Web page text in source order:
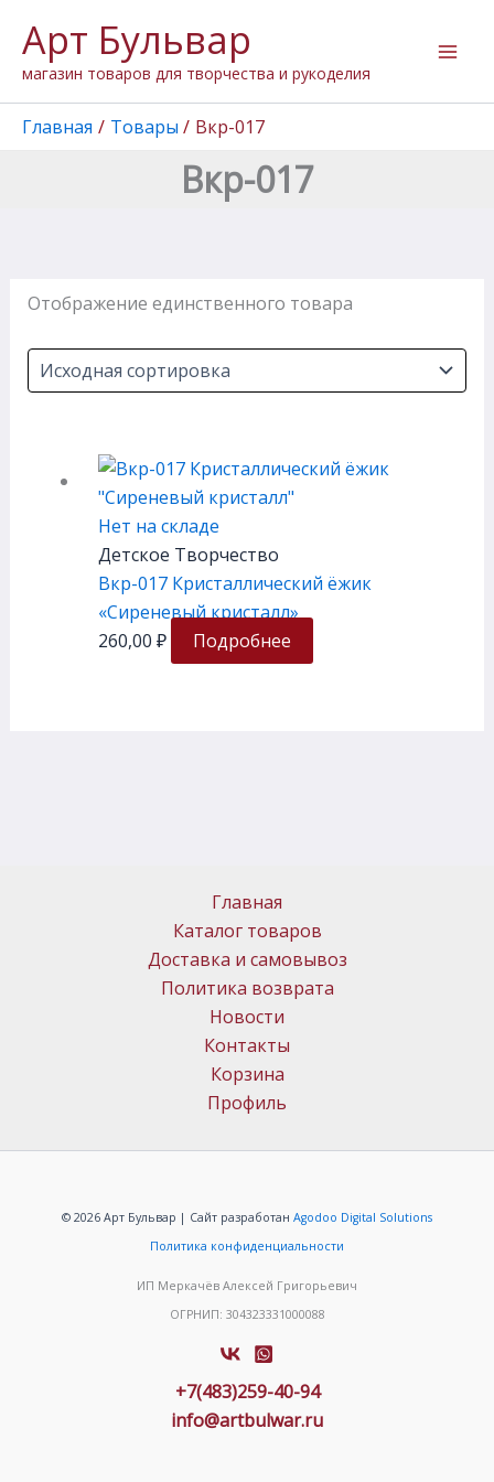
содержимому
Арт Бульвар
магазин товаров для творчества и рукоделия
Главная Товары Вкр-017
Вкр-017
Отображение единственного товара
Нет на складе
Детское Творчество
Вкр-017 Кристаллический ёжик
«Сиреневый кристалл»
260,00 ₽ Подробнее
Главная
Каталог товаров
Доставка и самовывоз
Политика возврата
Новости
Контакты
Корзина
Профиль
© 2026 Арт Бульвар | Сайт разработан Agodoo Digital Solutions
Политика конфиденциальности
ИП Меркачёв Алексей Григорьевич
ОГРНИП: 304323331000088
+7(483)259-40-94
info@artbulwar.ru